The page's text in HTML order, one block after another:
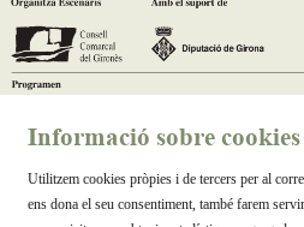
Informació sobre cookies
Utilitzem cookies pròpies i de tercers per al
ens dona el seu consentiment, també farem